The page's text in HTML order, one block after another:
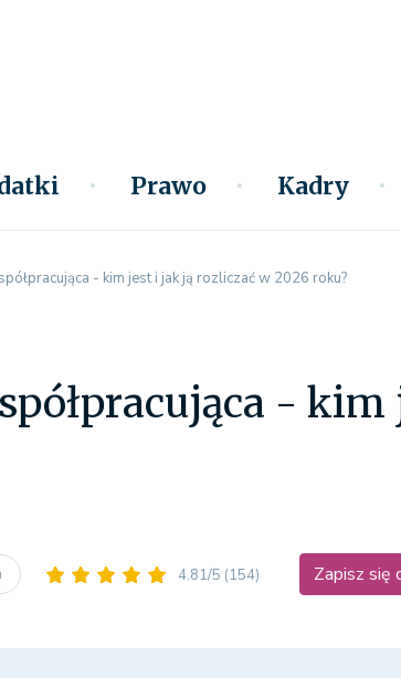
Prawo Kadry
- kim jest i jak ją rozliczać w 2026 roku?
-
4.81/5 (154) Zapisz się